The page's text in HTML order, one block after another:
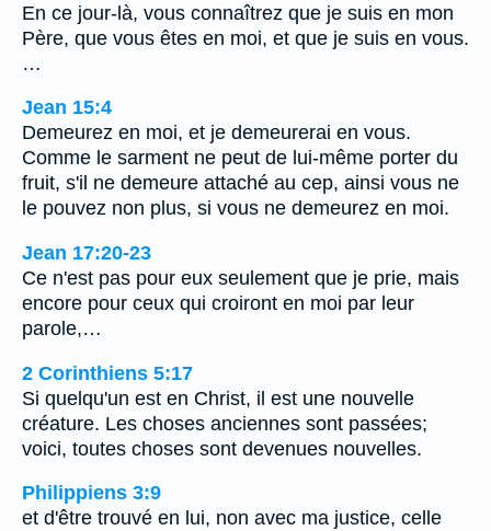
En ce jour-là, vous connaîtrez que je suis en mon
Père, que vous êtes en moi, et que je suis en vous.
…
Jean 15:4
Demeurez en moi, et je demeurerai en vous.
Comme le sarment ne peut de lui-même porter du
fruit, s'il ne demeure attaché au cep, ainsi vous ne
le pouvez non plus, si vous ne demeurez en moi.
Jean 17:20-23
Ce n'est pas pour eux seulement que je prie, mais
encore pour ceux qui croiront en moi par leur
parole,…
2 Corinthiens 5:17
Si quelqu'un est en Christ, il est une nouvelle
créature. Les choses anciennes sont passées;
voici, toutes choses sont devenues nouvelles.
Philippiens 3:9
et d'être trouvé en lui, non avec ma justice, celle